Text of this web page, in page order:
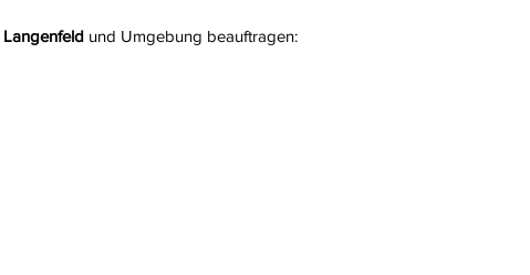
Langenfeld und Umgebung beauftragen: